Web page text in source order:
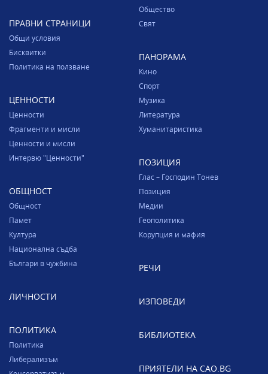
ПРАВНИ СТРАНИЦИ
Общи условия
Бисквитки
Политика на ползване
ЦЕННОСТИ
Ценности
Фрагменти и мисли
Ценности и мисли
Интервю "Ценности"
ОБЩНОСТ
Общност
Памет
Култура
Национална съдба
Българи в чужбина
ЛИЧНОСТИ
ПОЛИТИКА
Политика
Либерализъм
Общество
Свят
ПАНОРАМА
Кино
Спорт
Музика
Литература
Хуманитаристика
ПОЗИЦИЯ
Глас – Господин Тонев
Позиция
Медии
Геополитика
Корупция и мафия
РЕЧИ
ИЗПОВЕДИ
БИБЛИОТЕКА
ПРИЯТЕЛИ НА CAO.BG